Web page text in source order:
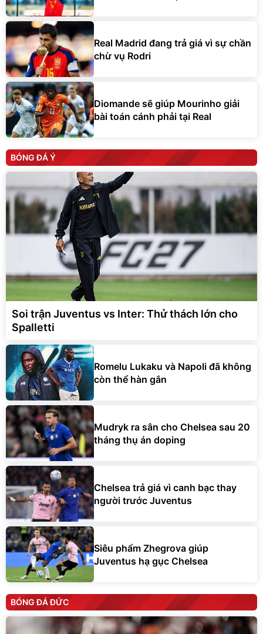
Real Madrid đang trả giá vì sự chần
chừ vụ Rodri
Diomande sẽ giúp Mourinho giải
bài toán cánh phải tại Real
BÓNG ĐÁ Ý
Soi trận Juventus vs Inter: Thử thách lớn cho
Spalletti
Romelu Lukaku và Napoli đã không
còn thể hàn gắn
Mudryk ra sân cho Chelsea sau 20
tháng thụ án doping
Chelsea trả giá vì canh bạc thay
người trước Juventus
Siêu phẩm Zhegrova giúp
Juventus hạ gục Chelsea
BÓNG ĐÁ ĐỨC